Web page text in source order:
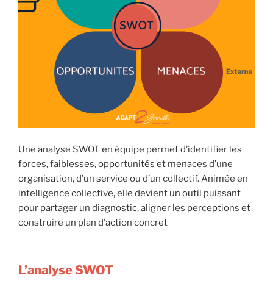
Une analyse SWOT en équipe permet d’identifier les
forces, faiblesses, opportunités et menaces d’une
organisation, d’un service ou d’un collectif. Animée en
intelligence collective, elle devient un outil puissant
pour partager un diagnostic, aligner les perceptions et
construire un plan d’action concret
L’analyse SWOT